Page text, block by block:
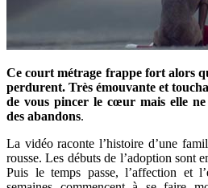
Ce court métrage frappe fort alors
perdurent. Très émouvante et
de vous pincer le cœur mais elle
des abandons.
La vidéo raconte l’histoire d’une
rousse. Les débuts de l’adoption sont
Puis le temps passe, l’affection et